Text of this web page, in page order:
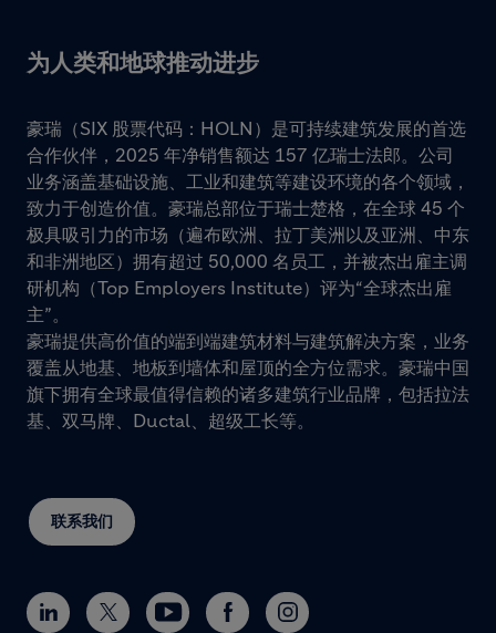
为人类和地球推动进步
联系我们
豪瑞（SIX 股票代码：HOLN）是可持续建筑发展的首选
合作伙伴，2025 年净销售额达 157 亿瑞士法郎。公司
业务涵盖基础设施、工业和建筑等建设环境的各个领域，
致力于创造价值。豪瑞总部位于瑞士楚格，在全球 45 个
极具吸引力的市场（遍布欧洲、拉丁美洲以及亚洲、中东
和非洲地区）拥有超过 50,000 名员工，并被杰出雇主调
研机构（Top Employers Institute）评为“全球杰出雇
主”。
豪瑞提供高价值的端到端建筑材料与建筑解决方案，业务
覆盖从地基、地板到墙体和屋顶的全方位需求。豪瑞中国
旗下拥有全球最值得信赖的诸多建筑行业品牌，包括拉法
基、双马牌、Ductal、超级工长等。